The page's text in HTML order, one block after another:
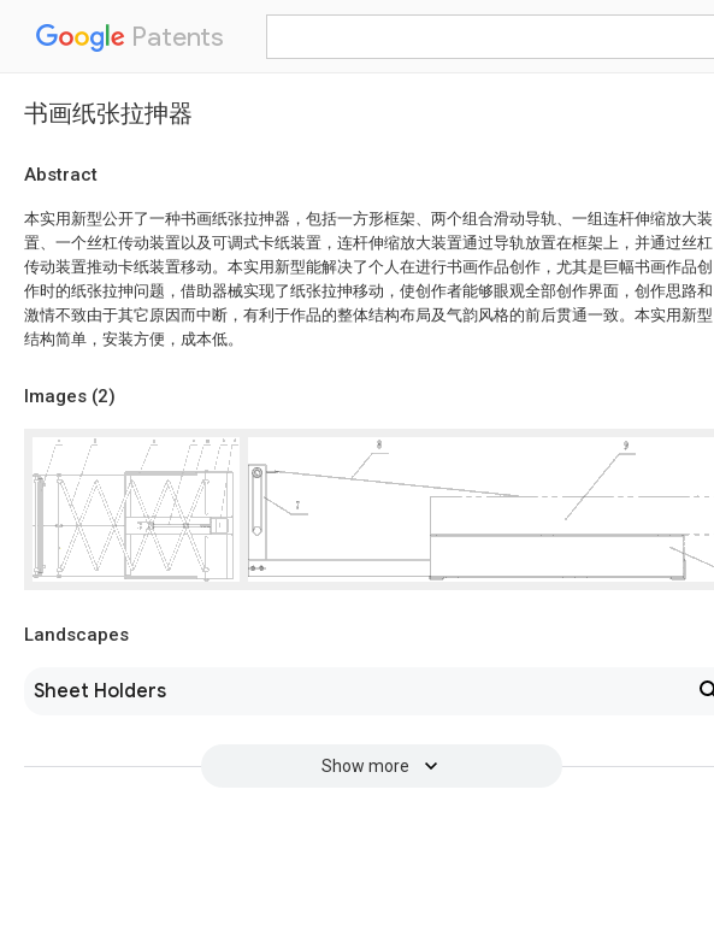
Patents
书画纸张拉抻器
Abstract
本实用新型公开了一种书画纸张拉抻器，包括一方形框架、两个组合滑动导轨、一组连杆伸缩放大装
置、一个丝杠传动装置以及可调式卡纸装置，连杆伸缩放大装置通过导轨放置在框架上，并通过丝杠
传动装置推动卡纸装置移动。本实用新型能解决了个人在进行书画作品创作，尤其是巨幅书画作品创
作时的纸张拉抻问题，借助器械实现了纸张拉抻移动，使创作者能够眼观全部创作界面，创作思路和
激情不致由于其它原因而中断，有利于作品的整体结构布局及气韵风格的前后贯通一致。本实用新型
结构简单，安装方便，成本低。
Images (2)
Landscapes
Sheet Holders
Show more